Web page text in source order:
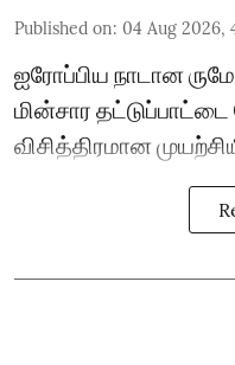
Published on: 04 Aug 2026,
ஐரோப்பிய நாடான
மின்சார
விசித்திரமான